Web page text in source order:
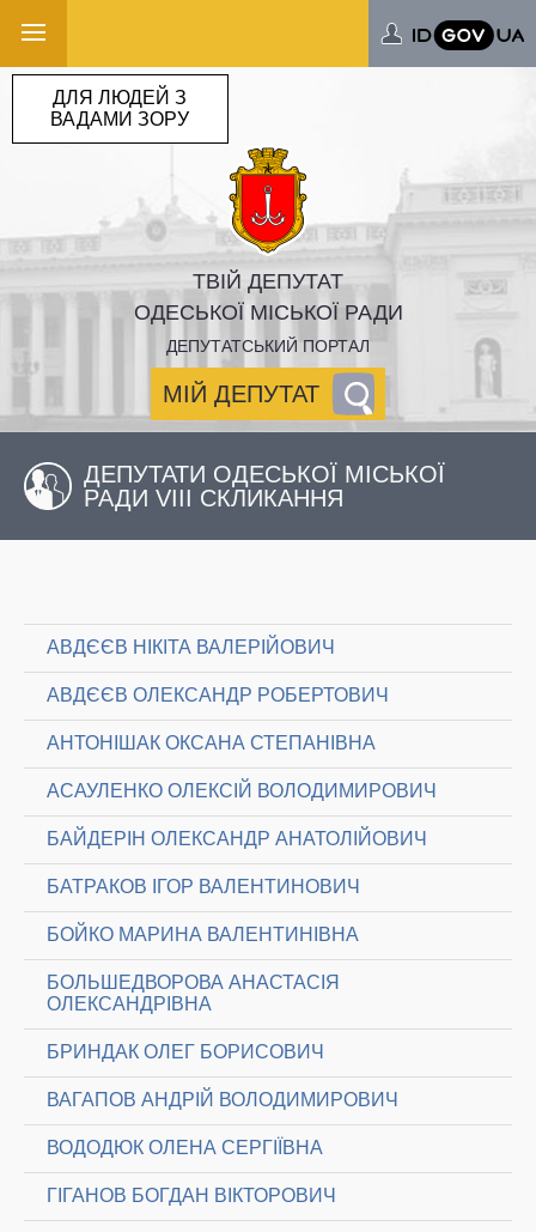
ТВІЙ ДЕПУТАТ
ОДЕСЬКОЇ МІСЬКОЇ РАДИ
ДЕПУТАТСЬКИЙ ПОРТАЛ
МІЙ ДЕПУТАТ
ДЛЯ ЛЮДЕЙ З
ВАДАМИ ЗОРУ
ДЕПУТАТИ ОДЕСЬКОЇ МІСЬКОЇ
РАДИ VIII СКЛИКАННЯ
АВДЄЄВ НІКІТА ВАЛЕРІЙОВИЧ
АВДЄЄВ ОЛЕКСАНДР РОБЕРТОВИЧ
АНТОНІШАК ОКСАНА СТЕПАНІВНА
АСАУЛЕНКО ОЛЕКСІЙ ВОЛОДИМИРОВИЧ
БАЙДЕРІН ОЛЕКСАНДР АНАТОЛІЙОВИЧ
БАТРАКОВ ІГОР ВАЛЕНТИНОВИЧ
БОЙКО МАРИНА ВАЛЕНТИНІВНА
БОЛЬШЕДВОРОВА АНАСТАСІЯ
ОЛЕКСАНДРІВНА
БРИНДАК ОЛЕГ БОРИСОВИЧ
ВАГАПОВ АНДРІЙ ВОЛОДИМИРОВИЧ
ВОДОДЮК ОЛЕНА СЕРГІЇВНА
ГІГАНОВ БОГДАН ВІКТОРОВИЧ